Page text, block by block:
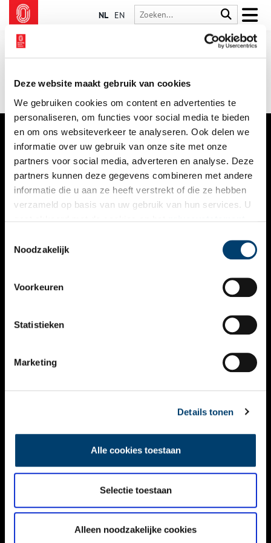
Deze website maakt gebruik van cookies
We gebruiken cookies om content en advertenties te
personaliseren, om functies voor social media te bieden
en om ons websiteverkeer te analyseren. Ook delen we
informatie over uw gebruik van onze site met onze
partners voor social media, adverteren en analyse. Deze
partners kunnen deze gegevens combineren met andere
informatie die u aan ze heeft verstrekt of die ze hebben
verzameld op basis van uw gebruik van hun services. U
Noodzakelijk
Voorkeuren
Statistieken
Marketing
Details tonen
Alle cookies toestaan
Selectie toestaan
Alleen noodzakelijke cookies
NL EN
VERHALEN
NIEUWS
KALENDER
ACTIVITEITEN
NIEUWSBRIEF
DISCLAIMER
TOEGANKELIJKHEID
Volg ONH op social media